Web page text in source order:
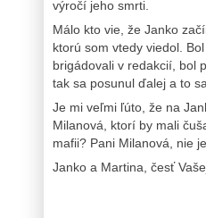
výročí jeho smrti.
Málo kto vie, že Janko
ktorú som vtedy viedol.
brigádovali v redakcií, bol
tak sa posunul ďalej a to
Je mi veľmi ľúto, že na
Milanová, ktorí by mali
mafii? Pani Milanová, nie
Janko a Martina, česť